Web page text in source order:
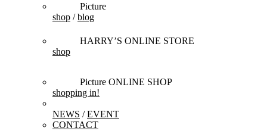
Picture
shop /blog
HARRY’S ONLINE STORE
shop
Picture ONLINE SHOP
shopping in!
NEWS /EVENT
CONTACT